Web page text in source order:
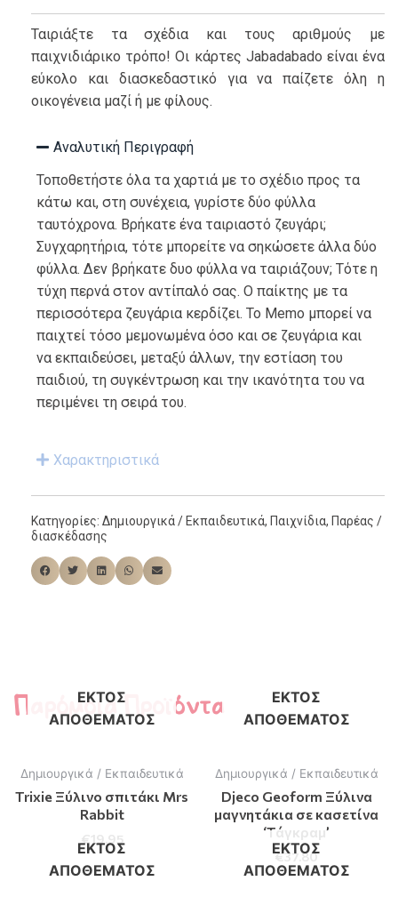
Ταιριάξτε τα σχέδια και τους αριθμούς με
παιχνιδιάρικο τρόπο! Οι κάρτες Jabadabado είναι ένα
εύκολο και διασκεδαστικό για να παίζετε όλη η
οικογένεια μαζί ή με φίλους.
Αναλυτική Περιγραφή
Τοποθετήστε όλα τα χαρτιά με το σχέδιο προς τα
κάτω και, στη συνέχεια, γυρίστε δύο φύλλα
ταυτόχρονα. Βρήκατε ένα ταιριαστό ζευγάρι;
Συγχαρητήρια, τότε μπορείτε να σηκώσετε άλλα δύο
φύλλα. Δεν βρήκατε δυο φύλλα να ταιριάζουν; Τότε η
τύχη περνά στον αντίπαλό σας. Ο παίκτης με τα
περισσότερα ζευγάρια κερδίζει. Το Memo μπορεί να
παιχτεί τόσο μεμονωμένα όσο και σε ζευγάρια και
να εκπαιδεύσει, μεταξύ άλλων, την εστίαση του
παιδιού, τη συγκέντρωση και την ικανότητα του να
περιμένει τη σειρά του.
Χαρακτηριστικά
Κατηγορίες: Δημιουργικά / Εκπαιδευτικά, Παιχνίδια, Παρέας /
διασκέδασης
Παρόμοια Προϊόντα
ΕΚΤΌΣ
ΑΠΟΘΈΜΑΤΟΣ
Δημιουργικά / Εκπαιδευτικά
Trixie Ξύλινο σπιτάκι Mrs
Rabbit
ΕΚΤΌΣ
ΑΠΟΘΈΜΑΤΟΣ
Δημιουργικά / Εκπαιδευτικά
Djeco Geoform Ξύλινα
μαγνητάκια σε κασετίνα
‘Τάγκραμ’
€37.80
ΕΚΤΌΣ
ΑΠΟΘΈΜΑΤΟΣ
ΕΚΤΌΣ
ΑΠΟΘΈΜΑΤΟΣ